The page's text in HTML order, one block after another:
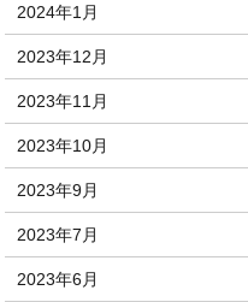
2024年1月
2023年12月
2023年11月
2023年10月
2023年9月
2023年7月
2023年6月